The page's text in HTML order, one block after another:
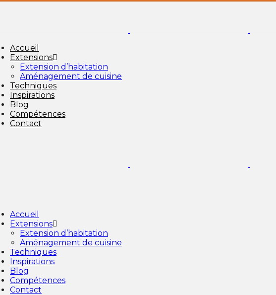
Accueil
Extensions
Extension d’habitation
Aménagement de cuisine
Techniques
Inspirations
Blog
Compétences
Contact
Accueil
Extensions
Extension d’habitation
Aménagement de cuisine
Techniques
Inspirations
Blog
Compétences
Contact